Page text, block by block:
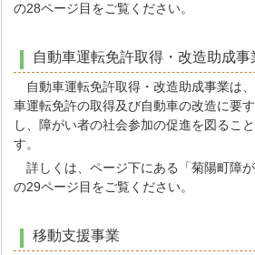
の28ページ目をご覧ください。
自動車運転免許取得・改造助成事
自動車運転免許取得・改造助成事業は
車運転免許の取得及び自動車の改造に要
し、障がい者の社会参加の促進を図るこ
す。
詳しくは、ページ下にある「菊陽町障が
の29ページ目をご覧ください。
移動支援事業